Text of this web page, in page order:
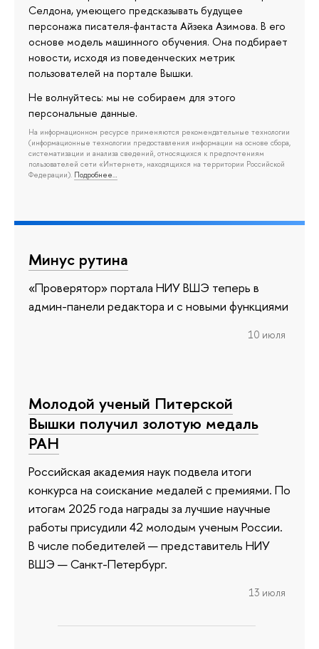
Селдона, умеющего предсказывать будущее
персонажа писателя-фантаста Айзека Азимова. В его
основе модель машинного обучения. Она подбирает
новости, исходя из поведенческих метрик
пользователей на портале Вышки.
Не волнуйтесь: мы не собираем для этого
персональные данные.
На информационном ресурсе применяются рекомендательные технологии
(информационные технологии предоставления информации на основе сбора,
систематизации и анализа сведений, относящихся к предпочтениям
пользователей сети «Интернет», находящихся на территории Российской
Федерации). Подробнее…
Минус рутина
«Проверятор» портала НИУ ВШЭ теперь в
админ-панели редактора и с новыми функциями
10 июля
Молодой ученый Питерской
Вышки получил золотую медаль
РАН
Российская академия наук подвела итоги
конкурса на соискание медалей с премиями. По
итогам 2025 года награды за лучшие научные
работы присудили 42 молодым ученым России.
В числе победителей — представитель НИУ
ВШЭ — Санкт-Петербург.
13 июля